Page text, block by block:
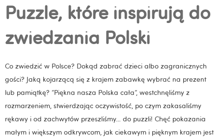
Puzzle, które inspirują do
zwiedzania Polski
Co zwiedzić w Polsce? Dokąd zabrać dzieci albo zagranicznych
gości? Jaką kojarzącą się z krajem zabawkę wybrać na prezent
lub pamiątkę? “Piękna nasza Polska cała”, westchnęliśmy z
rozmarzeniem, stwierdzając oczywistość, po czym zakasaliśmy
rękawy i od zachwytów przeszliśmy… do puzzli! Chęć pokazania
małym i większym odkrywcom, jak ciekawym i pięknym krajem jest